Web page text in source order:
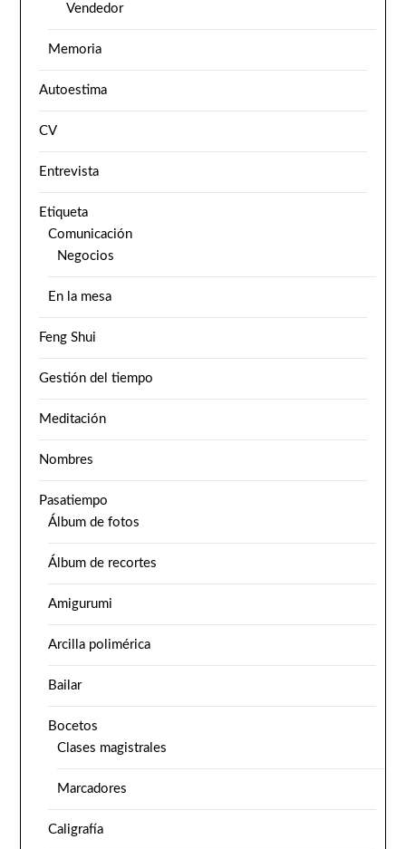
Vendedor
Memoria
Autoestima
CV
Entrevista
Etiqueta
Comunicación
Negocios
En la mesa
Feng Shui
Gestión del tiempo
Meditación
Nombres
Pasatiempo
Álbum de fotos
Álbum de recortes
Amigurumi
Arcilla polimérica
Bailar
Bocetos
Clases magistrales
Marcadores
Caligrafía